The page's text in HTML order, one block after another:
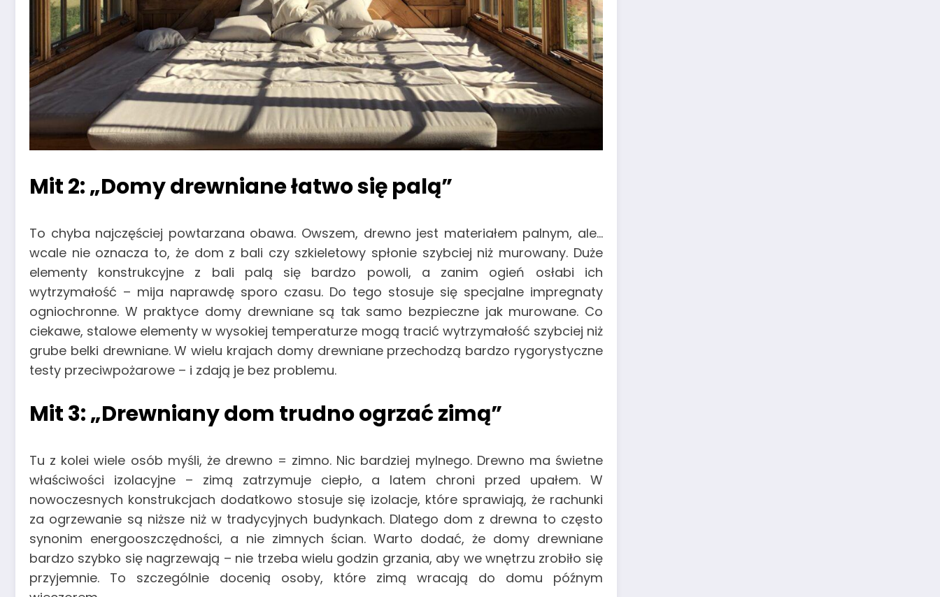
Mit 2: „Domy drewniane łatwo się palą”
To chyba najczęściej powtarzana obawa. Owszem, drewno jest materiałem palnym, ale…
wcale nie oznacza to, że dom z bali czy szkieletowy spłonie szybciej niż murowany. Duże
elementy konstrukcyjne z bali palą się bardzo powoli, a zanim ogień osłabi ich
wytrzymałość – mija naprawdę sporo czasu. Do tego stosuje się specjalne impregnaty
ogniochronne. W praktyce domy drewniane są tak samo bezpieczne jak murowane. Co
ciekawe, stalowe elementy w wysokiej temperaturze mogą tracić wytrzymałość szybciej niż
grube belki drewniane. W wielu krajach domy drewniane przechodzą bardzo rygorystyczne
testy przeciwpożarowe – i zdają je bez problemu.
Mit 3: „Drewniany dom trudno ogrzać zimą”
Tu z kolei wiele osób myśli, że drewno = zimno. Nic bardziej mylnego. Drewno ma świetne
właściwości izolacyjne – zimą zatrzymuje ciepło, a latem chroni przed upałem. W
nowoczesnych konstrukcjach dodatkowo stosuje się izolacje, które sprawiają, że rachunki
za ogrzewanie są niższe niż w tradycyjnych budynkach. Dlatego dom z drewna to często
synonim energooszczędności, a nie zimnych ścian. Warto dodać, że domy drewniane
bardzo szybko się nagrzewają – nie trzeba wielu godzin grzania, aby we wnętrzu zrobiło się
przyjemnie. To szczególnie docenią osoby, które zimą wracają do domu późnym